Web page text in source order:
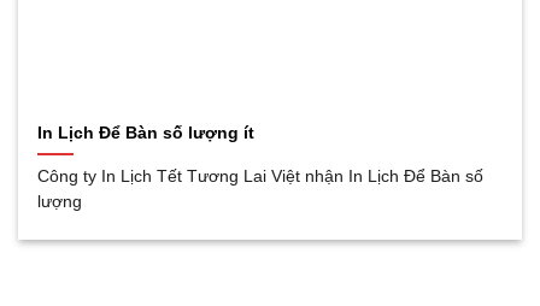
In Lịch Để Bàn số lượng ít
Công ty In Lịch Tết Tương Lai Việt nhận In Lịch Để Bàn số
lượng